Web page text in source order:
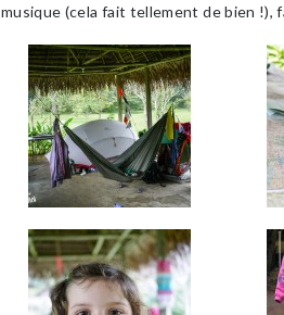
musique (cela fait tellement de bien !),